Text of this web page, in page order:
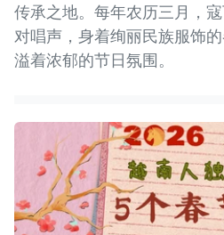
传承之地。每年农历三月，寇
对唱声，身着绚丽民族服饰
溢着浓郁的节日氛围。